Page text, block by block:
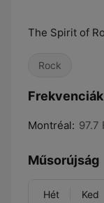
The Spirit of
Rock
Frekvenciák
Montréal: 97.7
Műsorújság
Hét Ked